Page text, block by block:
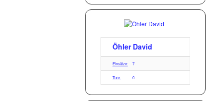
Öhler David
Einsätze: 7
Tore: 0